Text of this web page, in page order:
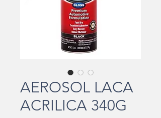
AEROSOL LACA
ACRILICA 340G